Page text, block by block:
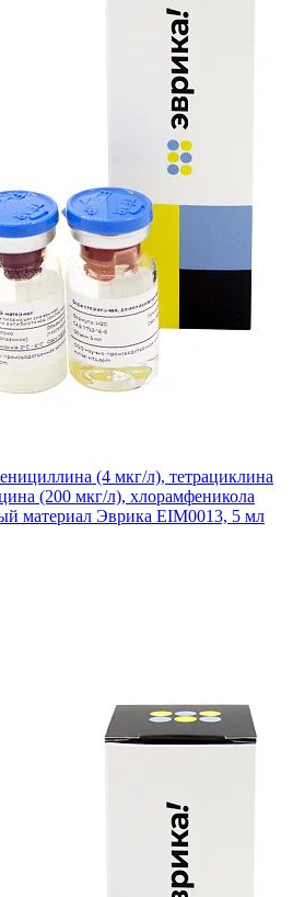
(4 мкг/л), тетрациклина
(200 мкг/л), хлорамфеникола
материал Эврика EIM0013, 5 мл